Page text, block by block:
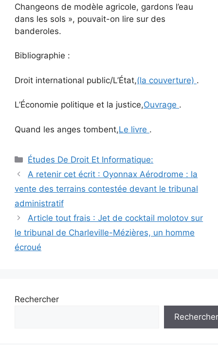
Changeons de modèle agricole, gardons l’eau
dans les sols », pouvait-on lire sur des
banderoles.
Bibliographie :
Droit international public/L’État,(la couverture) .
L’Économie politique et la justice,Ouvrage .
Quand les anges tombent,Le livre .
Catégories
Études De Droit Et Informatique:
Navigation
A retenir cet écrit : Oyonnax Aérodrome : la
vente des terrains contestée devant le tribunal
administratif
Article tout frais : Jet de cocktail molotov sur
le tribunal de Charleville-Mézières, un homme
écroué
Rechercher
Rechercher